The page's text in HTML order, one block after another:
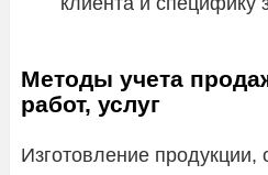
Методы учета
работ, услуг
Изготовление продукции,